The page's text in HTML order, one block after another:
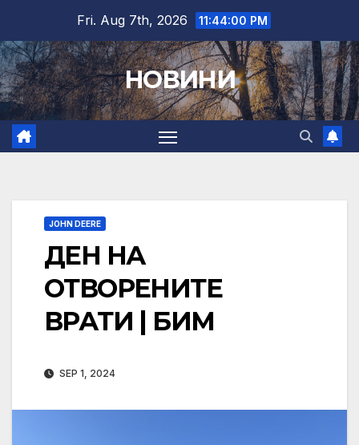
content
Fri. Aug 7th, 2026 11:44:00 PM
НОВИНИ
JOHN DEERE
ДЕН НА
ОТВОРЕНИТЕ
ВРАТИ | БИМ
SEP 1, 2024